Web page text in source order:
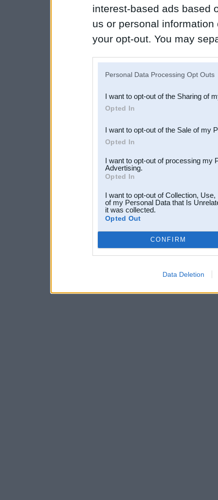
interest-based ads based
us or personal
your opt-out. You may
Downstream Participants
third parties.
Personal Data Processing Opt Outs
I want to opt-out of the Sharing of
Opted In
I want to opt-out of the Sale of my
Opted In
I want to opt-out of processing my
Advertising.
Opted In
I want to opt-out of Collection,
of my Personal Data that Is
it was collected.
Opted Out
CONFIRM
Data Deletion